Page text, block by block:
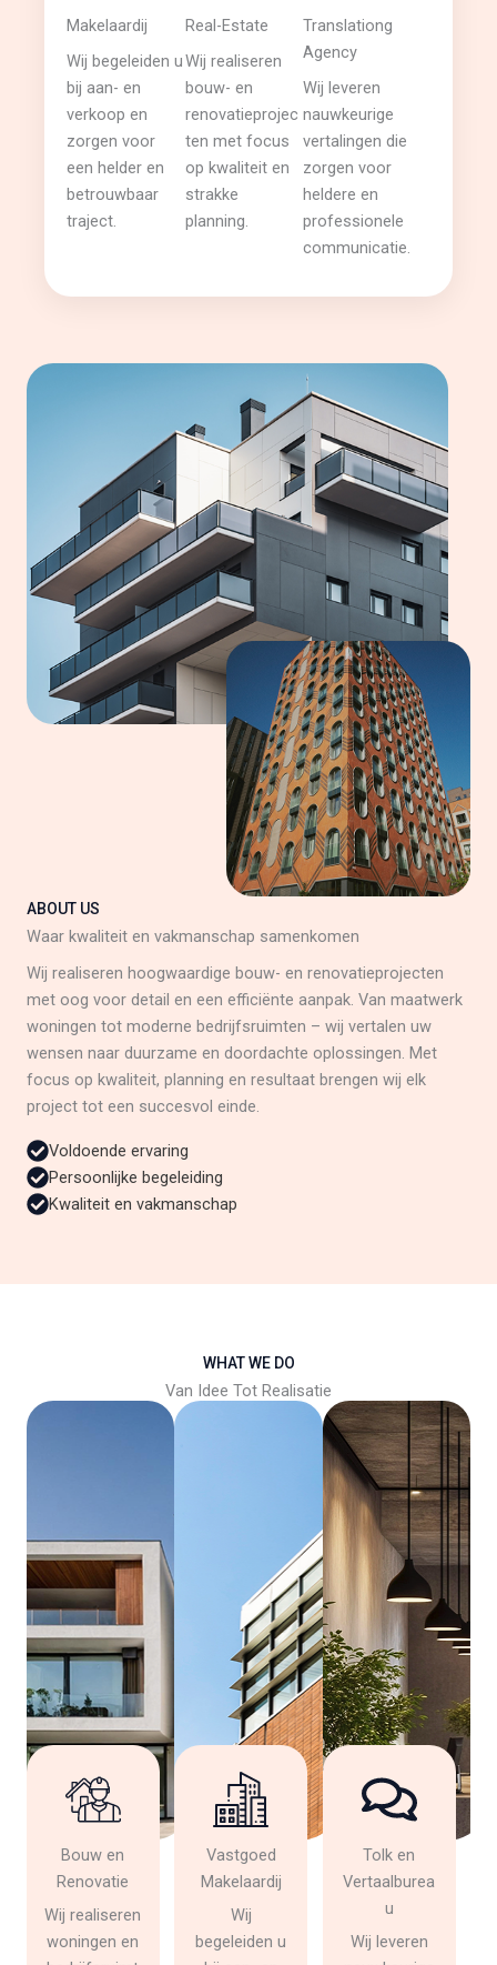
Makelaardij
Wij begeleiden u
bij aan- en
verkoop en
zorgen voor
een helder en
betrouwbaar
traject.
Real-Estate
Wij realiseren
bouw- en
renovatieprojec
ten met focus
op kwaliteit en
strakke
planning.
Translationg
Agency
Wij leveren
nauwkeurige
vertalingen die
zorgen voor
heldere en
professionele
communicatie.
ABOUT US
Waar kwaliteit en vakmanschap samenkomen
Wij realiseren hoogwaardige bouw- en renovatieprojecten
met oog voor detail en een efficiënte aanpak. Van maatwerk
woningen tot moderne bedrijfsruimten – wij vertalen uw
wensen naar duurzame en doordachte oplossingen. Met
focus op kwaliteit, planning en resultaat brengen wij elk
project tot een succesvol einde.
Voldoende ervaring
Persoonlijke begeleiding
Kwaliteit en vakmanschap
WHAT WE DO
Van Idee Tot Realisatie
Bouw en
Renovatie
Wij realiseren
woningen en
Vastgoed
Makelaardij
Wij
begeleiden u
Tolk en
Vertaalburea
u
Wij leveren